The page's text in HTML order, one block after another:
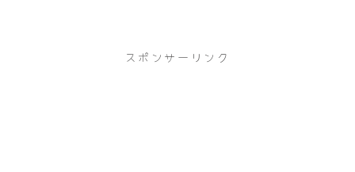
スポンサーリンク